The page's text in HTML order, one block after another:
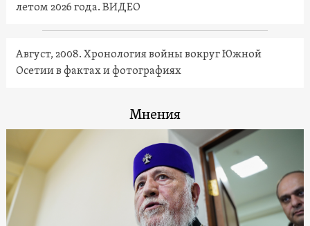
летом 2026 года. ВИДЕО
Август, 2008. Хронология войны вокруг Южной
Осетии в фактах и фотографиях
Мнения